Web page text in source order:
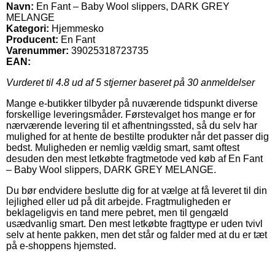
Navn: En Fant – Baby Wool slippers, DARK GREY
MELANGE
Kategori: Hjemmesko
Producent: En Fant
Varenummer: 39025318723735
EAN:
Vurderet til 4.8 ud af 5 stjerner baseret på 30 anmeldelser
Mange e-butikker tilbyder på nuværende tidspunkt diverse
forskellige leveringsmåder. Førstevalget hos mange er for
nærværende levering til et afhentningssted, så du selv har
mulighed for at hente de bestilte produkter når det passer dig
bedst. Muligheden er nemlig vældig smart, samt oftest
desuden den mest letkøbte fragtmetode ved køb af En Fant
– Baby Wool slippers, DARK GREY MELANGE.
Du bør endvidere beslutte dig for at vælge at få leveret til din
lejlighed eller ud på dit arbejde. Fragtmuligheden er
beklageligvis en tand mere pebret, men til gengæld
usædvanlig smart. Den mest letkøbte fragttype er uden tvivl
selv at hente pakken, men det står og falder med at du er tæt
på e-shoppens hjemsted.